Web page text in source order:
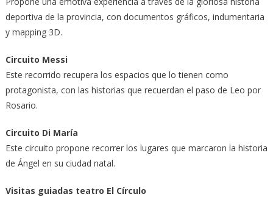
deportiva de la provincia, con documentos gráficos, indumentaria
y mapping 3D.
Circuito Messi
Este recorrido recupera los espacios que lo tienen como
protagonista, con las historias que recuerdan el paso de Leo por
Rosario.
Circuito Di María
Este circuito propone recorrer los lugares que marcaron la historia
de Ángel en su ciudad natal.
Visitas guiadas teatro El Círculo